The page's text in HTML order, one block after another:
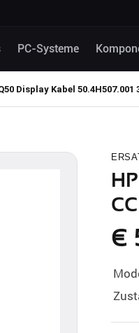
PC-Systeme
Display Kabel 50.4H507.001
€